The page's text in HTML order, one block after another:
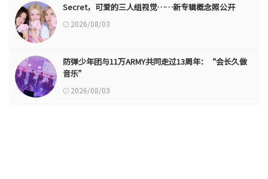
Secret，可爱的三人组视觉……新专辑概念照公开
2026/08/03
防弹少年团与11万ARMY共同走过13周年：“会长久做
音乐”
2026/08/03